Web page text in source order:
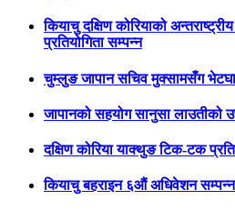
कियाचु दक्षिण कोरियाको
प्रतियोगिता सम्पन्न
चुम्लुङ जापान सचिव मुक्सामसँग
जापानको सहयोग सानुसा लाउतीको
दक्षिण कोरिया याक्थुङ टिक-टक
कियाचु बहराइन ६औं अधिवेशन सम्पन्न